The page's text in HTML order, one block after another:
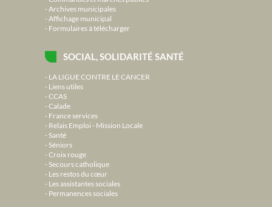
Archives municipales
Affichage municipal
Formulaires à télécharger
SOCIAL, SOLIDARITÉ SANTÉ
LA LIGUE CONTRE LE CANCER
Liens utiles
CCAS
Calade
France services
Relais Emploi - Mission Locale
Santé
Séniors
Croix rouge
Secours catholique
Les restos du cœur
Les assistantes sociales
Permanences sociales